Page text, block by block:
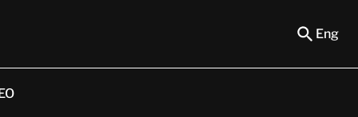
Eng